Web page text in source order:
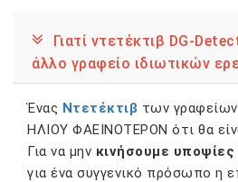
Γιατί ντετέκτιβ DG-
άλλο γραφείο ιδιωτικών
Ένας Ντετέκτιβ των γραφείων
ΗΛΙΟΥ ΦΑΕΙΝΟΤΕΡΟΝ ότι θα
Για να μην κινήσουμε υποψίες
για ένα συγγενικό πρόσωπο η